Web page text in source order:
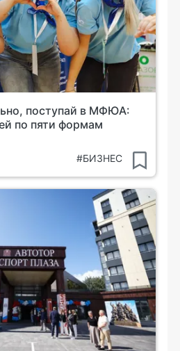
поступай в МФЮА:
по пяти формам
#БИЗНЕС